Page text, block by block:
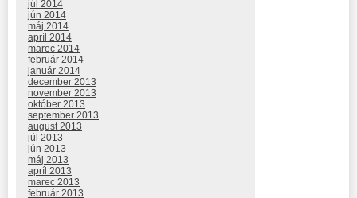
júl 2014
jún 2014
máj 2014
apríl 2014
marec 2014
február 2014
január 2014
december 2013
november 2013
október 2013
september 2013
august 2013
júl 2013
jún 2013
máj 2013
apríl 2013
marec 2013
február 2013